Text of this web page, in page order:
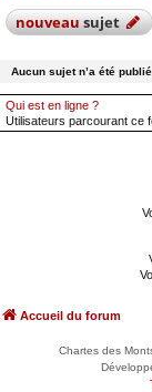
nouveausujet
Aucun sujet n’a été
Qui est en ligne ?
Utilisateurs parcourant ce
Accueil du forum
Chartes des